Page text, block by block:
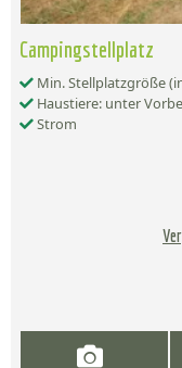
Campingstellplatz
Min. Stellplatzgröße
Haustiere: unter
Strom